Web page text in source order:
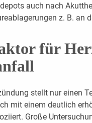
auch nach
z. B. an
für
stellt nur einen
mit einem deutlich
Große